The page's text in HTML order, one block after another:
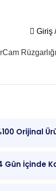
Giriş
Cam Rüzgarlığı
Orijinal
Gün İçinde